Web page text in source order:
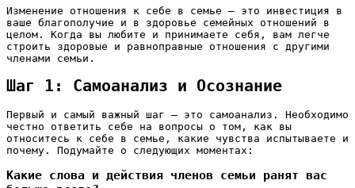
Изменение отношения к себе в семье – это инвестиция в
ваше благополучие и в здоровье семейных отношений в
целом. Когда вы любите и принимаете себя, вам легче
строить здоровые и равноправные отношения с другими
членами семьи.
Шаг 1: Самоанализ и Осознание
Первый и самый важный шаг – это самоанализ. Необходимо
честно ответить себе на вопросы о том, как вы
относитесь к себе в семье, какие чувства испытываете и
почему. Подумайте о следующих моментах:
Какие слова и действия членов семьи ранят вас